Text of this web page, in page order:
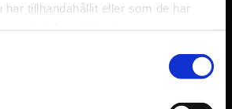
har tillhandahållit eller som de har
för fyrhjulingar,